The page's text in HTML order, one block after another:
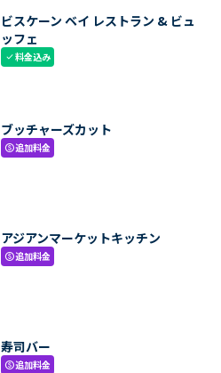
ビスケーン ベイ レストラン & ビュ
ッフェ
check料金込み
ブッチャーズカット
paid追加料金
アジアンマーケットキッチン
paid追加料金
寿司バー
paid追加料金